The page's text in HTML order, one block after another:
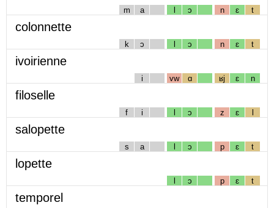
m a l ɔ n ɛ t
colonnette
k ɔ l ɔ n ɛ t
ivoirienne
i vw ɑ ʁj ɛ n
filoselle
f i l ɔ z ɛ l
salopette
s a l ɔ p ɛ t
lopette
l ɔ p ɛ t
temporel